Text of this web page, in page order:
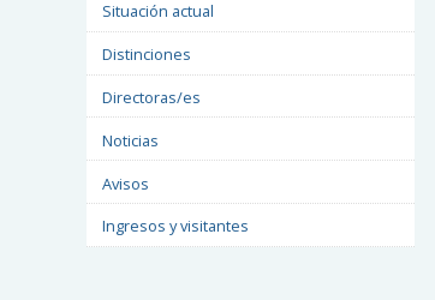
Situación actual
Distinciones
Directoras/es
Noticias
Avisos
Ingresos y visitantes